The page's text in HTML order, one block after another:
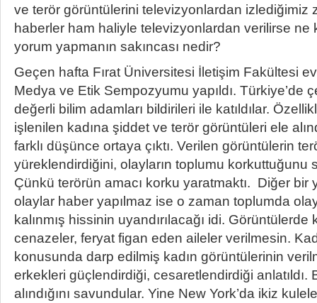
ve terör görüntülerini televizyonlardan izlediğimiz
haberler ham haliyle televizyonlardan verilirse ne
yorum yapmanın sakıncası nedir?
Geçen hafta Fırat Üniversitesi İletişim Fakültesi
Medya ve Etik Sempozyumu yapıldı. Türkiye’de
değerli bilim adamları bildirileri ile katıldılar.
işlenilen kadına şiddet ve terör görüntüleri ele
farklı düşünce ortaya çıktı. Verilen görüntülerin
yüreklendirdiğini, olayların toplumu korkuttuğunu
Çünkü terörün amacı korku yaratmaktı. Diğer bir
olaylar haber yapılmaz ise o zaman toplumda
kalınmış hissinin uyandırılacağı idi.
cenazeler, feryat figan eden aileler verilmesin.
konusunda darp edilmiş kadın görüntülerinin
erkekleri güçlendirdiği, cesaretlendirdiği anlatıldı.
alındığını savundular. Yine New York’da ikiz